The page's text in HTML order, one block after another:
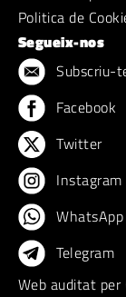
Politica de
Segueix-nos
Subscriu-
Facebook
Twitter
Instagram
WhatsApp
Telegram
Web auditat per